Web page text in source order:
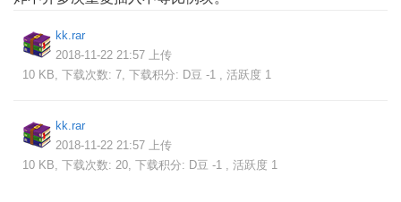
kk.rar
2018-11-22 21:57 上传
10 KB, 下载次数: 7, 下载积分: D豆 -1 , 活跃度 1
kk.rar
2018-11-22 21:57 上传
10 KB, 下载次数: 20, 下载积分: D豆 -1 , 活跃度 1